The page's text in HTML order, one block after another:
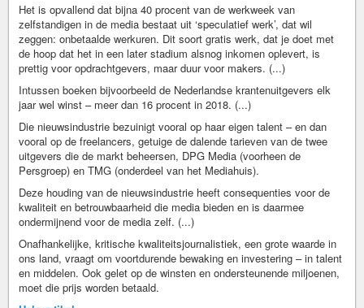
Het is opvallend dat bijna 40 procent van de werkweek van
zelfstandigen in de media bestaat uit ‘speculatief werk’, dat wil
zeggen: onbetaalde werkuren. Dit soort gratis werk, dat je doet met
de hoop dat het in een later stadium alsnog inkomen oplevert, is
prettig voor opdrachtgevers, maar duur voor makers. (...)
Intussen boeken bijvoorbeeld de Nederlandse krantenuitgevers elk
jaar wel winst – meer dan 16 procent in 2018. (...)
Die nieuwsindustrie bezuinigt vooral op haar eigen talent – en dan
vooral op de freelancers, getuige de dalende tarieven van de twee
uitgevers die de markt beheersen, DPG Media (voorheen de
Persgroep) en TMG (onderdeel van het Mediahuis).
Deze houding van de nieuwsindustrie heeft consequenties voor de
kwaliteit en betrouwbaarheid die ­media bieden en is daarmee
ondermijnend voor de media zelf. (...)
Onafhankelijke, kritische kwaliteitsjournalistiek, een grote waarde in
ons land, vraagt om voortdurende bewaking en investering – in talent
en middelen. Ook gelet op de winsten en ondersteunende miljoenen,
moet die prijs worden betaald.